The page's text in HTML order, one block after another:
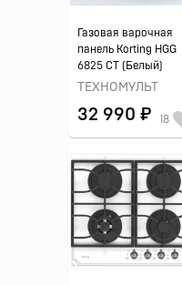
Газовая варочная
панель Korting HGG
6825 CT (Белый)
ТЕХНОМУЛЬТ
32 990 ₽ 18